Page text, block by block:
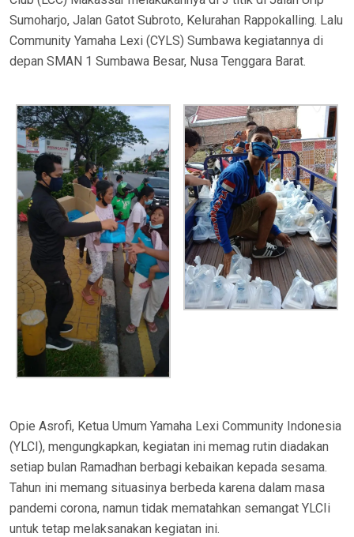
Sumoharjo, Jalan Gatot Subroto, Kelurahan Rappokalling. Lalu
Community Yamaha Lexi (CYLS) Sumbawa kegiatannya di
depan SMAN 1 Sumbawa Besar, Nusa Tenggara Barat.
Opie Asrofi, Ketua Umum Yamaha Lexi Community Indonesia
(YLCI), mengungkapkan, kegiatan ini memag rutin diadakan
setiap bulan Ramadhan berbagi kebaikan kepada sesama.
Tahun ini memang situasinya berbeda karena dalam masa
pandemi corona, namun tidak mematahkan semangat YLCIi
untuk tetap melaksanakan kegiatan ini.